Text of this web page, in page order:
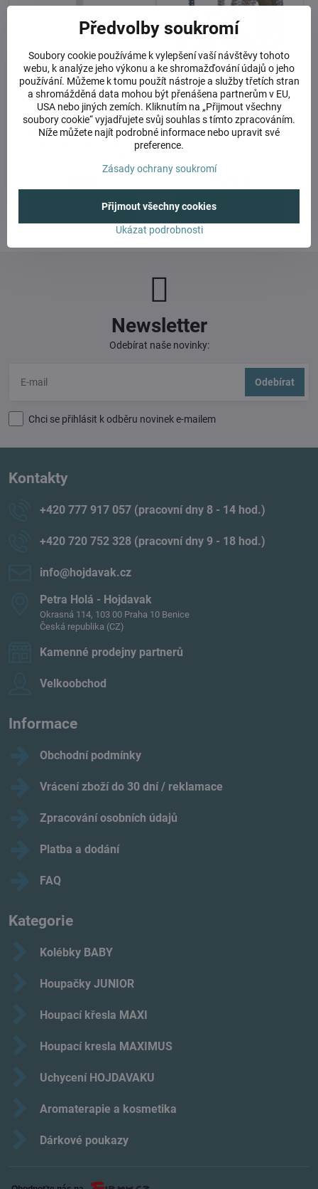
Lano k zavěšení nebo
prodloužení závěsu - za 1 m
VELMI ODOLNÉ LANO
(JACHTINGOVÉ) VHODNÉ PRO
HOJDAVAKŮ PRO INTERIÉR I
EXTERIÉR. NOSNOST 200 KG
Balíček do stropu
(monolitický beton)
VRUT DO STROPU + HMOŽDINKA
(BETON) + LANO, NOSNOST 200
Skladem
Zobrazit
Newsletter
Odebírat naše novinky:
Odebírat
Chci se přihlásit k odběru novinek e-mailem
Kontakty
+420 777 917 057 (pracovní dny 8 - 14 hod​.)
+420 720 752 328 (pracovní dny 9 - 18 hod​.)
info​@hojdavak​.cz
Petra Holá - Hojdavak
Okrasná 114, 103 00 Praha 10 Benice
Česká republika (CZ)
Kamenné prodejny partnerů
Velkoobchod
Informace
Obchodní podmínky
Vrácení zboží do 30 dní / reklamace
Zpracování osobních údajů
Platba a dodání
FAQ
Kategorie
Kolébky BABY
Houpačky JUNIOR
Houpací křesla MAXI
Houpací kresla MAXIMUS
Uchycení HOJDAVAKU
Aromaterapie a kosmetika
Dárkové poukazy
Předvolby soukromí
Soubory cookie používáme k vylepšení vaší návštěvy tohoto
webu, k analýze jeho výkonu a ke shromažďování údajů o jeho
používání. Můžeme k tomu použít nástroje a služby třetích stran
a shromážděná data mohou být přenášena partnerům v EU,
USA nebo jiných zemích. Kliknutím na „Přijmout všechny
soubory cookie“ vyjadřujete svůj souhlas s tímto zpracováním.
Níže můžete najít podrobné informace nebo upravit své
preference.
Zásady ochrany soukromí
Ukázat podrobnosti
Přijmout všechny cookies